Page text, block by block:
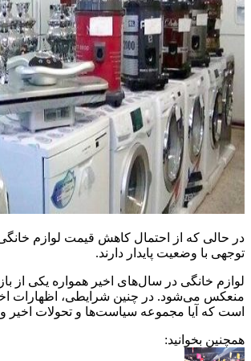
در حالی که از احتمال کاهش قیمت لوازم
توجهی با وضعیت پایدار دارند.
لوازم خانگی در سال‌های اخیر همواره یکی از
منعکس می‌شود. در چنین شرایطی، اظهارات
است که آیا مجموعه سیاست‌ها و تحولات اخیر
همچنین بخوانید: